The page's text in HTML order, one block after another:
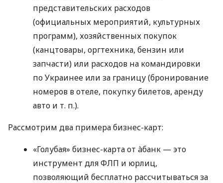
представительских расходов
(официальных мероприятий, культурных
программ), хозяйственных покупок
(канцтовары, оргтехника, бензин или
запчасти) или расходов на командировки
по Украинее или за границу (бронирование
номеров в отеле, покупку билетов, аренду
авто и т. п.).
Рассмотрим два примера бизнес-карт:
«Голубая» бизнес-карта от àбанк — это
инструмент для ФЛП и юрлиц,
позволяющий бесплатно рассчитываться за